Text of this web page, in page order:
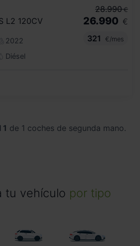
L2 120CV
2022
Diésel
28.990 €
26.990 €
321
€/mes
1 de 1 coches de segunda mano.
tu vehículo por tipo